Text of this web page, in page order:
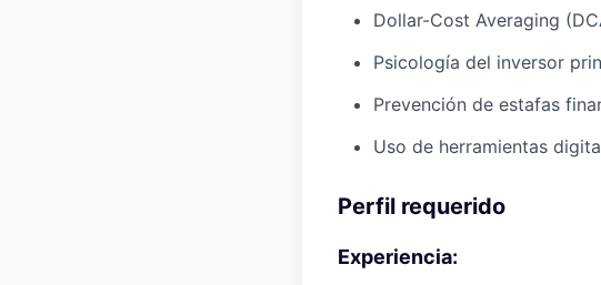
Dollar-Cost Averaging
Psicología del inversor
Prevención de estafas
Uso de herramientas
Perfil requerido
Experiencia: